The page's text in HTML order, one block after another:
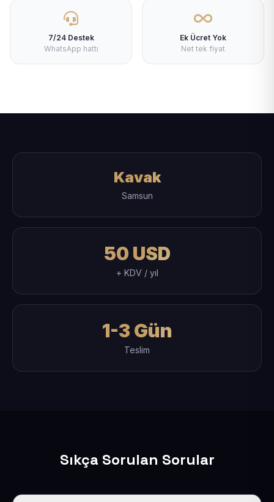
7/24 Destek
WhatsApp hattı
Ek Ücret Yok
Net tek fiyat
Kavak
Samsun
50 USD
+ KDV / yıl
1-3 Gün
Teslim
Sıkça Sorulan Sorular